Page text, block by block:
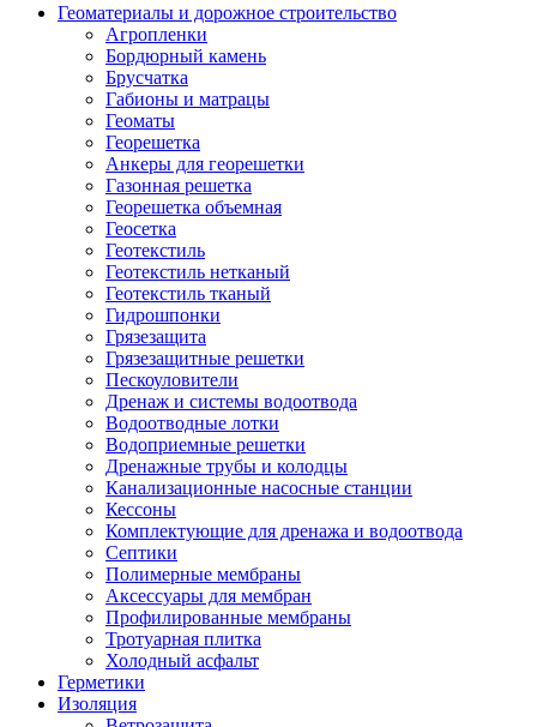
Геоматериалы и дорожное строительство
Агропленки
Бордюрный камень
Брусчатка
Габионы и матрацы
Геоматы
Георешетка
Анкеры для георешетки
Газонная решетка
Георешетка объемная
Геосетка
Геотекстиль
Геотекстиль нетканый
Геотекстиль тканый
Гидрошпонки
Грязезащита
Грязезащитные решетки
Пескоуловители
Дренаж и системы водоотвода
Водоотводные лотки
Водоприемные решетки
Дренажные трубы и колодцы
Канализационные насосные станции
Кессоны
Комплектующие для дренажа и водоотвода
Септики
Полимерные мембраны
Аксессуары для мембран
Профилированные мембраны
Тротуарная плитка
Холодный асфальт
Герметики
Изоляция